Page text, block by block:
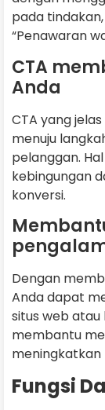
pada
“Penawaran
CTA
Anda
CTA yang
menuju
pelanggan.
kebingungan
konversi.
Dengan
Anda dapat
situs web atau
membantu
Fungsi